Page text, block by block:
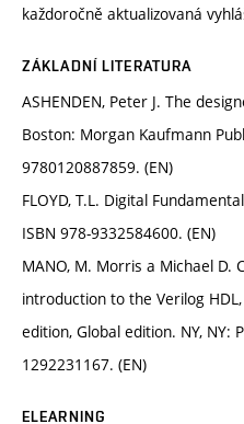
každoročně aktualizovaná
ZÁKLADNÍ LITERATURA
ASHENDEN, Peter J. The
Boston: Morgan Kaufmann
9780120887859. (EN)
FLOYD, T.L. Digital
ISBN 978-9332584600. (EN)
MANO, M. Morris a Michael D.
introduction to the Verilog
edition, Global edition. NY, NY:
1292231167. (EN)
ELEARNING